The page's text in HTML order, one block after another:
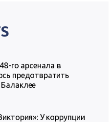
го арсенала в
предотвратить
У коррупции